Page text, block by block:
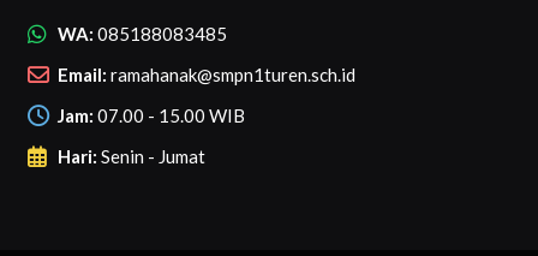
WA: 085188083485
Email: ramahanak@smpn1turen.sch.id
Jam: 07.00 - 15.00 WIB
Hari: Senin - Jumat